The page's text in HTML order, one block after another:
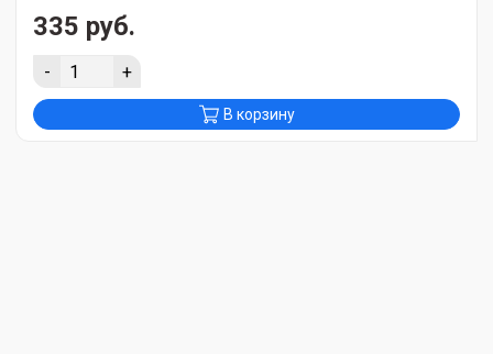
335 руб.
- +
В корзину